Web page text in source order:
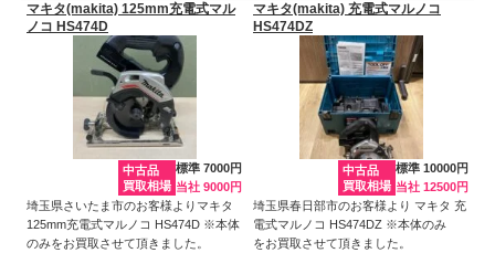
マキタ(makita) 125mm充電式マル
ノコ HS474D
中古品
買取相場
標準 7000円
当社 9000円
埼玉県さいたま市のお客様よりマキタ
125mm充電式マルノコ HS474D ※本体
のみをお買取させて頂きました。
マキタ(makita) 充電式マルノコ
HS474DZ
中古品
買取相場
標準 10000円
当社 12500円
埼玉県春日部市のお客様より マキタ 充
電式マルノコ HS474DZ ※本体のみ
をお買取させて頂きました。